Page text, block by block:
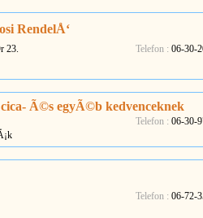
RendelÅ‘
23. Telefon : 06-30-
Ã©s egyÃ©b kedvenceknek
Telefon : 06-30-
Telefon : 06-72-